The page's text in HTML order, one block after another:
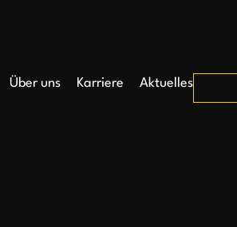
Über uns Karriere Aktuelles